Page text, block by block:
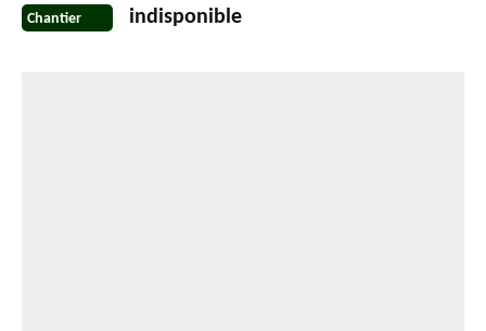
Chantier indisponible